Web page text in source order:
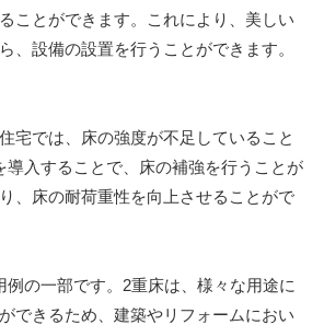
ことができます。これにより、美しい
、設備の設置を行うことができます。
宅では、床の強度が不足していること
導入することで、床の補強を行うことが
、床の耐荷重性を向上させることがで
例の一部です。2重床は、様々な用途に
できるため、建築やリフォームにおい